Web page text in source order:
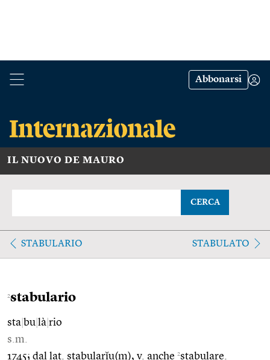
Abbonarsi
IL NUOVO DE MAURO
CERCA
STABULARIO STABULATO
2stabulario
sta bu là rio
s.m.
1745; dal lat. stabularĭu(m), v. anche 2stabulare.